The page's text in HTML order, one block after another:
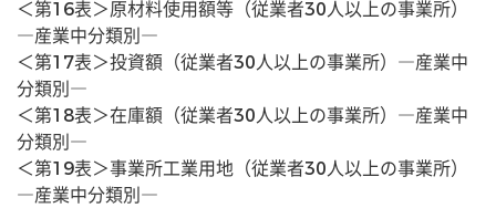
＜第16表＞原材料使用額等（従業者30人以上の事業所）
―産業中分類別―
＜第17表＞投資額（従業者30人以上の事業所）―産業中
分類別―
＜第18表＞在庫額（従業者30人以上の事業所）―産業中
分類別―
＜第19表＞事業所工業用地（従業者30人以上の事業所）
―産業中分類別―